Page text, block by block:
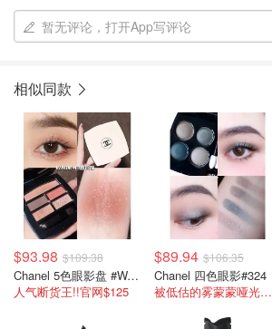
暂无评论，打开App写评论
相似同款
$93.98 $109.38
Chanel 5色眼影盘 #WARM
人气断货王!!官网$125
$89.94 $106.35
Chanel 四色眼影#324
被低估的雾蒙蒙哑光通勤盘